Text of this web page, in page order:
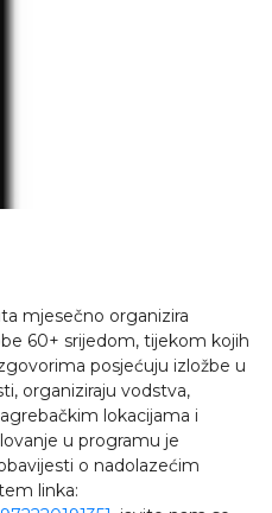
mjesečno organizira
60+ srijedom, tijekom kojih
posjećuju izložbe u
organiziraju vodstva,
lokacijama i
u programu je
o nadolazećim
linka: